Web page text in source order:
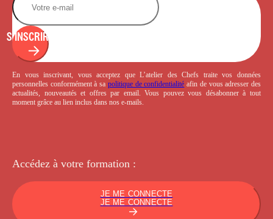
S'INSCRIRE
En vous inscrivant, vous acceptez que L’atelier des Chefs traite vos données
personnelles conformément à sa politique de confidentialité afin de vous adresser des
actualités, nouveautés et offres par email. Vous pouvez vous désabonner à tout
moment grâce au lien inclus dans nos e-mails.
Accédez à votre formation :
JE ME CONNECTE
JE ME CONNECTE